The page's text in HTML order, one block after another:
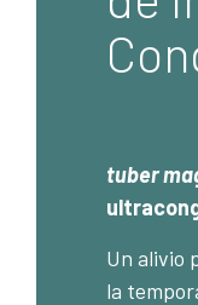
tuber
Un alivio
la